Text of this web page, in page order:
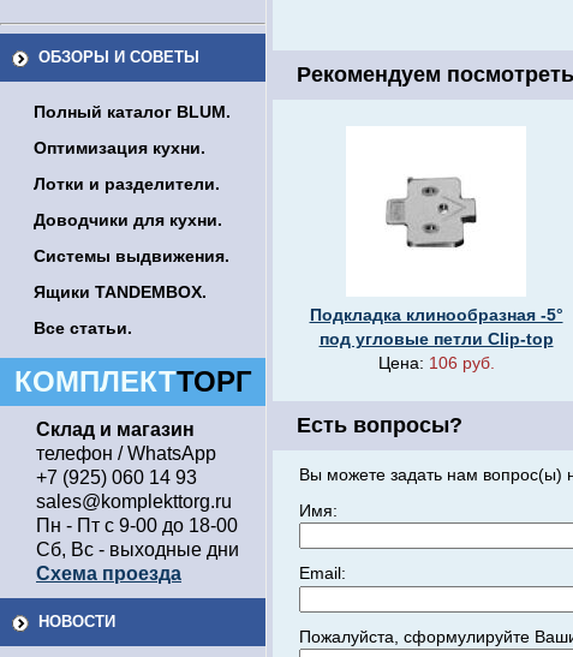
ОБЗОРЫ И СОВЕТЫ
Полный каталог BLUM.
Оптимизация кухни.
Лотки и разделители.
Доводчики для кухни.
Системы выдвижения.
Ящики TANDEMBOX.
Все статьи.
КОМПЛЕКТТОРГ
Склад и магазин
телефон / WhatsApp
+7 (925) 060 14 93
sales@komplekttorg.ru
Пн - Пт с 9-00 до 18-00
Сб, Вс - выходные дни
Схема проезда
НОВОСТИ
Рекомендуем посмотреть
Подкладка клинообразная -5°
под угловые петли Clip-top
Цена: 106 руб.
Есть вопросы?
Вы можете задать нам вопрос(ы)
Имя:
Email:
Пожалуйста, сформулируйте